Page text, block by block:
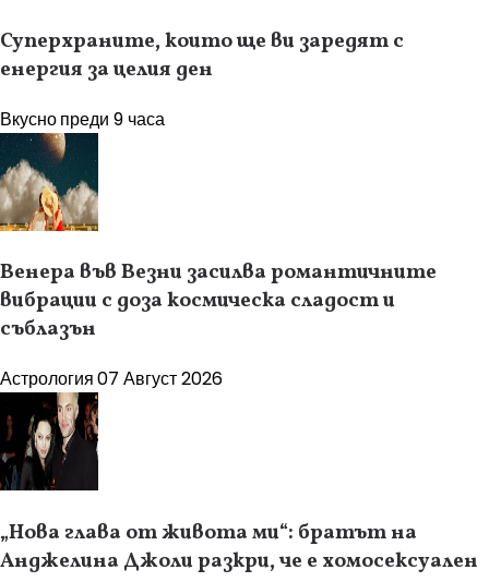
Суперхраните, които ще ви заредят с
енергия за целия ден
Вкуснопреди 9 часа
Венера във Везни засилва романтичните
вибрации с доза космическа сладост и
съблазън
Астрология07 Август 2026
„Нова глава от живота ми“: братът на
Анджелина Джоли разкри, че е хомосексуален